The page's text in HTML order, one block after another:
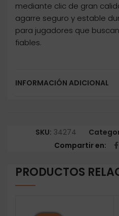
mediante clic de gran
agarre seguro y estable
para jugadores que
fiables.
INFORMACIÓN ADICIONAL
SKU: 34274
Compartir en
PRODUCTOS